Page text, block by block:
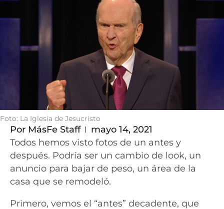
Foto: La Iglesia de Jesucristo
Por MásFe Staff
mayo 14, 2021
Todos hemos visto fotos de un antes y
después. Podría ser un cambio de look, un
anuncio para bajar de peso, un área de la
casa que se remodeló.
Primero, vemos el “antes” decadente, que